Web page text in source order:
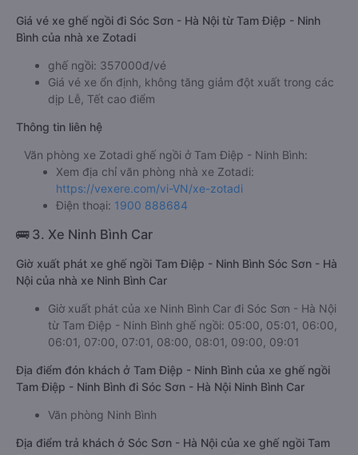
Giá vé xe ghế ngồi đi Sóc Sơn - Hà Nội từ Tam Điệp - Ninh
Bình của nhà xe Zotadi
ghế ngồi: 357000đ/vé
Giá vé xe ổn định, không tăng giảm đột xuất trong các
dịp Lễ, Tết cao điểm
Thông tin liên hệ
Văn phòng xe Zotadi ghế ngồi ở Tam Điệp - Ninh Bình:
Xem địa chỉ văn phòng nhà xe Zotadi:
https://vexere.com/vi-VN/xe-zotadi
Điện thoại: 1900 888684
🚌 3. Xe Ninh Bình Car
Giờ xuất phát xe ghế ngồi Tam Điệp - Ninh Bình Sóc Sơn - Hà
Nội của nhà xe Ninh Bình Car
Giờ xuất phát của xe Ninh Bình Car đi Sóc Sơn - Hà Nội
từ Tam Điệp - Ninh Bình ghế ngồi: 05:00, 05:01, 06:00,
06:01, 07:00, 07:01, 08:00, 08:01, 09:00, 09:01
Địa điểm đón khách ở Tam Điệp - Ninh Bình của xe ghế ngồi
Tam Điệp - Ninh Bình đi Sóc Sơn - Hà Nội Ninh Bình Car
Văn phòng Ninh Bình
Địa điểm trả khách ở Sóc Sơn - Hà Nội của xe ghế ngồi Tam